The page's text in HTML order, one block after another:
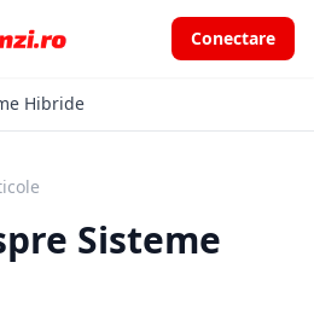
Conectare
Hibride
Sisteme